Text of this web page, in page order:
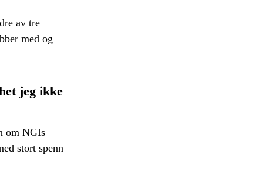
av tre
med og
jeg ikke
om NGIs
stort spenn